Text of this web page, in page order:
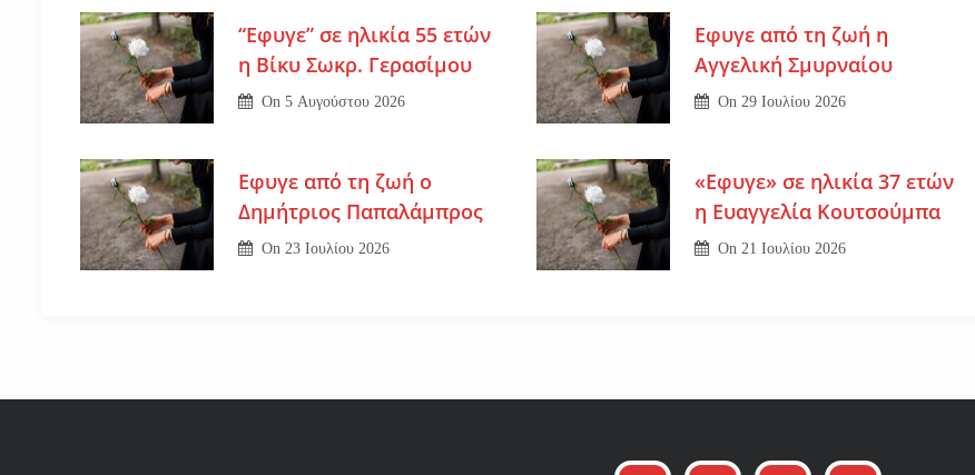
“Εφυγε” σε ηλικία 55 ετών
η Βίκυ Σωκρ. Γερασίμου
On5 Αυγούστου 2026
Εφυγε από τη ζωή η
Αγγελική Σμυρναίου
On29 Ιουλίου 2026
Εφυγε από τη ζωή ο
Δημήτριος Παπαλάμπρος
On23 Ιουλίου 2026
«Εφυγε» σε ηλικία 37 ετών
η Ευαγγελία Κουτσούμπα
On21 Ιουλίου 2026